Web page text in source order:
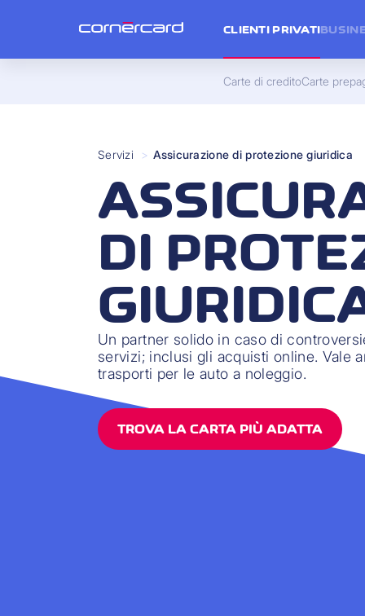
Servizi > Assicurazione di protezione giuridica
DI
Un partner solido in caso di
servizi; inclusi gli acquisti online. Vale
trasporti per le auto a noleggio.
TROVA LA CARTA PIÙ ADATTA
CLIENTI PRIVATI
Carte di creditoCarte